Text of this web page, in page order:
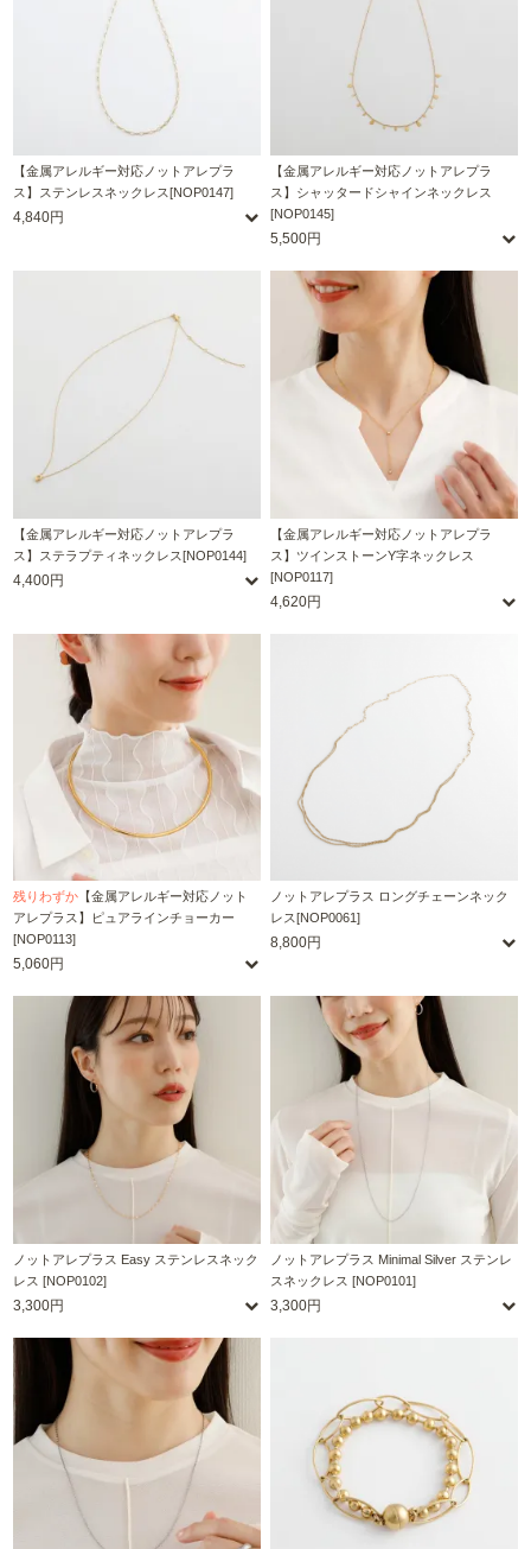
【金属アレルギー対応ノットアレプラ
ス】ステンレスネックレス[NOP0147]
4,840円
【金属アレルギー対応ノットアレプラ
ス】シャッタードシャインネックレス
[NOP0145]
5,500円
【金属アレルギー対応ノットアレプラ
ス】ステラプティネックレス[NOP0144]
4,400円
【金属アレルギー対応ノットアレプラ
ス】ツインストーンY字ネックレス
[NOP0117]
4,620円
残りわずか 【金属アレルギー対応ノット
アレプラス】ピュアラインチョーカー
[NOP0113]
5,060円
ノットアレプラス ロングチェーンネック
レス[NOP0061]
8,800円
ノットアレプラス Easy ステンレスネック
レス [NOP0102]
3,300円
ノットアレプラス Minimal Silver ステンレ
スネックレス [NOP0101]
3,300円